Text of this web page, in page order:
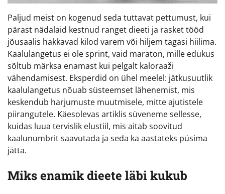
Paljud meist on kogenud seda tuttavat pettumust, kui
pärast nädalaid kestnud ranget dieeti ja rasket tööd
jõusaalis hakkavad kilod varem või hiljem tagasi hiilima.
Kaalulangetus ei ole sprint, vaid maraton, mille edukus
sõltub märksa enamast kui pelgalt kaloraaži
vähendamisest. Eksperdid on ühel meelel: jätkusuutlik
kaalulangetus nõuab süsteemset lähenemist, mis
keskendub harjumuste muutmisele, mitte ajutistele
piirangutele. Käesolevas artiklis süveneme sellesse,
kuidas luua tervislik elustiil, mis aitab soovitud
kaalunumbrit saavutada ja seda ka aastateks püsima
jätta.
Miks enamik dieete läbi kukub